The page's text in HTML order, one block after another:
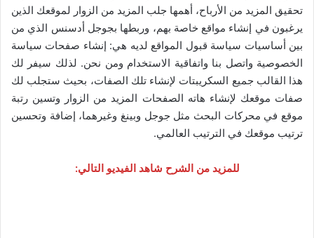
تحقيق المزيد من الأرباح، أهمها جلب المزيد من الزوار لموقعك الذين
يرغبون في إنشاء مواقع خاصة بهم، وربطها بجوجل أدسنس الذي من
بين أساسيات سياسة قبول المواقع لديه هي: إنشاء صفحات سياسة
الخصوصية واتصل بنا واتفاقية الاستخدام ومن نحن. لذلك سيفر لك
هذا القالب جميع السكريبتات لإنشاء تلك الصفات، بحيث ستجلب لك
صفات موقعك لإنشاء هاته الصفحات المزيد من الزوار وتسين رتبة
موقع في محركات البحث مثل جوجل وبينغ وغيرهما، إضافة وتحسين
ترتيب موقعك في الترتيب العالمي.
للمزيد من الشرح شاهد الفيديو التالي: